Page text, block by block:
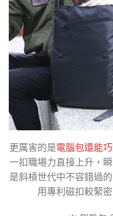
更厲害的是電腦包還能
一扣職場力直接上升，
是斜槓世代中不容錯過
用專利磁扣較緊